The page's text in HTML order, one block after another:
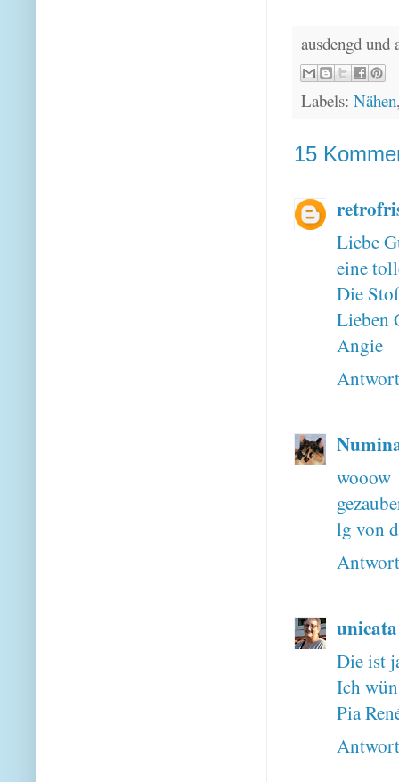
ausdengd
Labels: Nähen
15
Liebe
eine
Die
Lieben
Angie
lg von
unicata
Die ist
Ich
Pia